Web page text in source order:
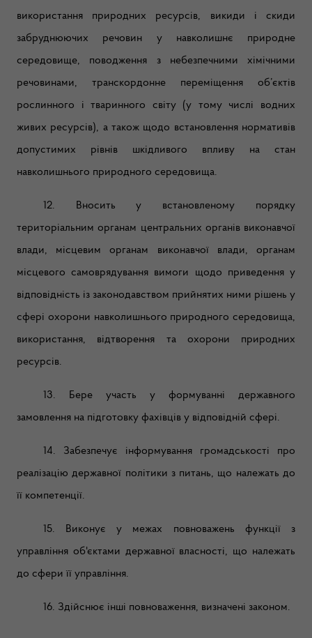
використання природних ресурсів, викиди і скиди
забруднюючих речовин у навколишнє природне
середовище, поводження з небезпечними хімічними
речовинами, транскордонне переміщення об’єктів
рослинного і тваринного світу (у тому числі водних
живих ресурсів), а також щодо встановлення нормативів
допустимих рівнів шкідливого впливу на стан
навколишнього природного середовища.
12. Вносить у встановленому порядку
територіальним органам центральних органів виконавчої
влади, місцевим органам виконавчої влади, органам
місцевого самоврядування вимоги щодо приведення у
відповідність із законодавством прийнятих ними рішень у
сфері охорони навколишнього природного середовища,
використання, відтворення та охорони природних
ресурсів.
13. Бере участь у формуванні державного
замовлення на підготовку фахівців у відповідній сфері.
14. Забезпечує інформування громадськості про
реалізацію державної політики з питань, що належать до
її компетенції.
15. Виконує у межах повноважень функції з
управління об'єктами державної власності, що належать
до сфери її управління.
16. Здійснює інші повноваження, визначені законом.